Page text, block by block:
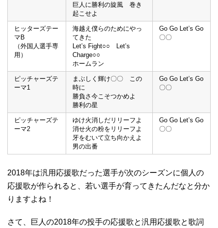
巨人に勝利の旋風 巻き
起こせよ
ヒッターズテー
マB
（外国人選手専
用）
海越え僕らのためにやっ
てきた
Let’s Fight○○ Let’s
Charge○○
ホームラン
Go Go Let’s Go
〇〇
ピッチャーズテ
ーマ1
まぶしく輝け〇〇 この
時に
勝負さ今こそつかめよ
勝利の星
Go Go Let’s Go
〇〇
ピッチャーズテ
ーマ2
ゆけ火消しだリリーフよ
消せ火の粉をリリーフよ
牙をむいて立ち向かえよ
男の出番
Go Go Let’s Go
〇〇
2018年は汎用応援歌だった選手が次のシーズンに個人の
応援歌が作られると、若い選手が育ってきたんだなと分か
りますよね！
さて、巨人の2018年の投手の応援歌と汎用応援歌と歌詞